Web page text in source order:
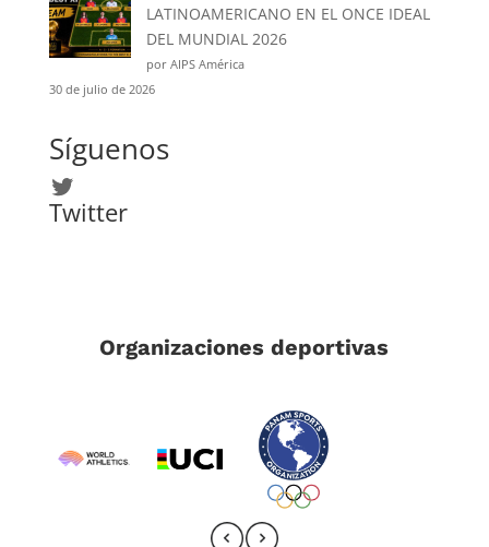
LATINOAMERICANO EN EL ONCE IDEAL
DEL MUNDIAL 2026
por AIPS América
30 de julio de 2026
Síguenos
Twitter
Twitter
Organizaciones deportivas